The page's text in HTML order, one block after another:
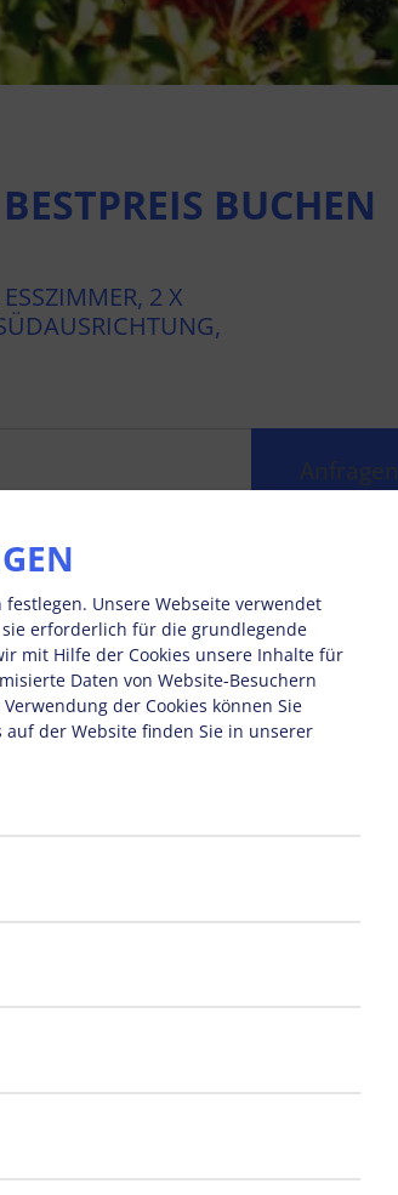
BUCHEN
2 X
R
Anfragen
3 X
festlegen. Unsere Webseite verwendet
sie erforderlich für die grundlegende
mit Hilfe der Cookies unsere Inhalte für
Daten von Website-Besuchern
der Cookies können Sie
der Website finden Sie in unserer